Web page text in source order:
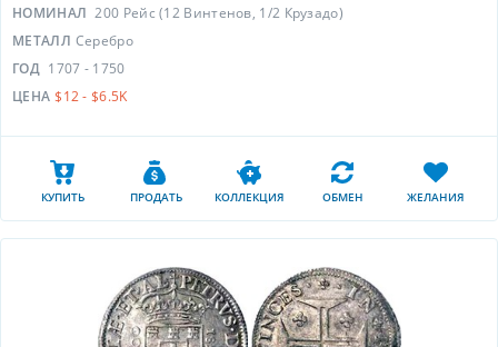
НОМИНАЛ 200 Рейс (12 Винтенов, 1/2 Крузадо)
МЕТАЛЛ Серебро
ГОД 1707 - 1750
ЦЕНА $12 - $6.5K
КУПИТЬ ПРОДАТЬ КОЛЛЕКЦИЯ ОБМЕН ЖЕЛАНИЯ